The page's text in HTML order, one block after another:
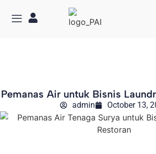
Pemanas Air untuk Bisnis
admin October 13,